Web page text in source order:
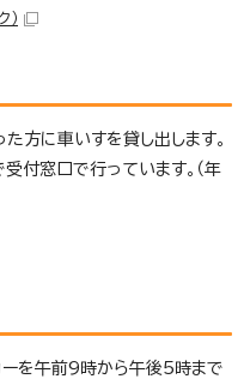
）
方に車いすを貸し出します。
付窓口で行っています。（年
を午前9時から午後5時まで